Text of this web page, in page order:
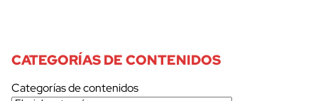
CATEGORÍAS DE CONTENIDOS
Categorías de contenidos